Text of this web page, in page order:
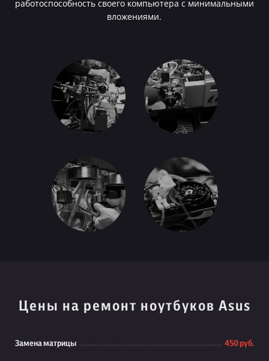
работоспособность своего компьютера с минимальными
вложениями.
Цены на ремонт ноутбуков Asus
Замена матрицы 450 руб.